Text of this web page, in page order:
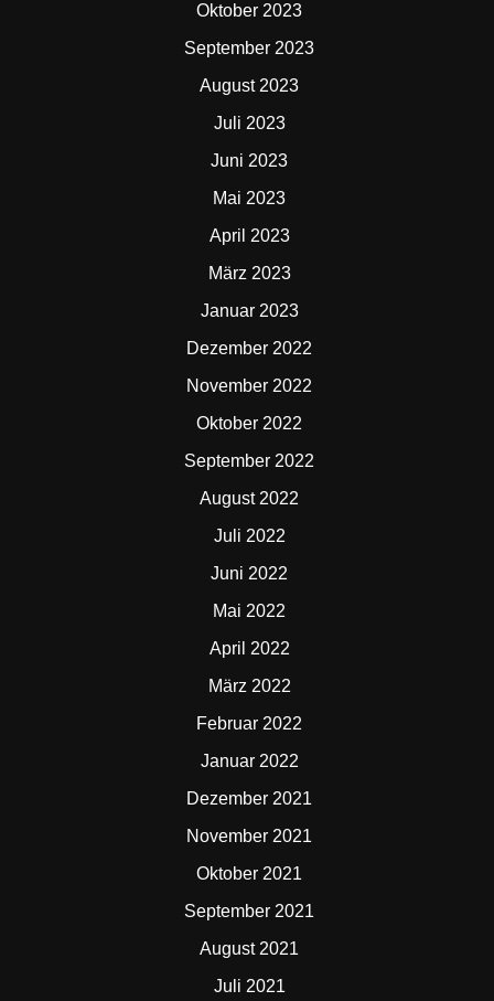
Oktober 2023
September 2023
August 2023
Juli 2023
Juni 2023
Mai 2023
April 2023
März 2023
Januar 2023
Dezember 2022
November 2022
Oktober 2022
September 2022
August 2022
Juli 2022
Juni 2022
Mai 2022
April 2022
März 2022
Februar 2022
Januar 2022
Dezember 2021
November 2021
Oktober 2021
September 2021
August 2021
Juli 2021